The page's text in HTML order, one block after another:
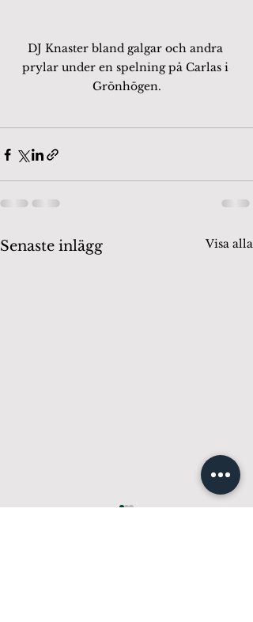
DJ Knaster bland galgar och andra
prylar under en spelning på Carlas i
Grönhögen.
Senaste inlägg Visa alla